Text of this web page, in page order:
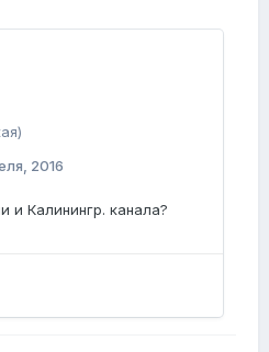
2016
и Калинингр. канала?